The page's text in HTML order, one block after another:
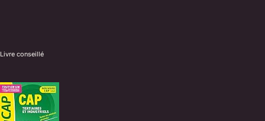
Livre conseillé